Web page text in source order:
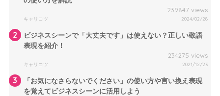
239847 views
キャリコツ 2024/02/28
2
ビジネスシーンで「大丈夫です」は使えない？正しい敬語
表現を紹介！
234275 views
キャリコツ 2021/12/23
3
「お気になさらないでください」の使い方や言い換え表現
を覚えてビジネスシーンに活用しよう